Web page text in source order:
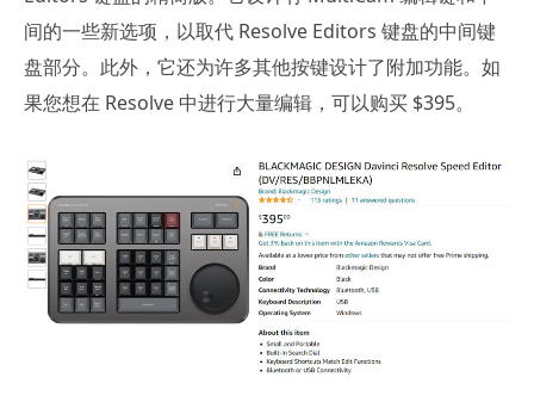
间的一些新选项，以取代 Resolve Editors 键盘的中间键
盘部分。此外，它还为许多其他按键设计了附加功能。如
果您想在 Resolve 中进行大量编辑，可以购买 $395。